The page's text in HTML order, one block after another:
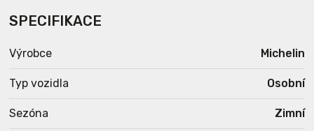
SPECIFIKACE
Výrobce Michelin
Typ vozidla Osobní
Sezóna Zimní